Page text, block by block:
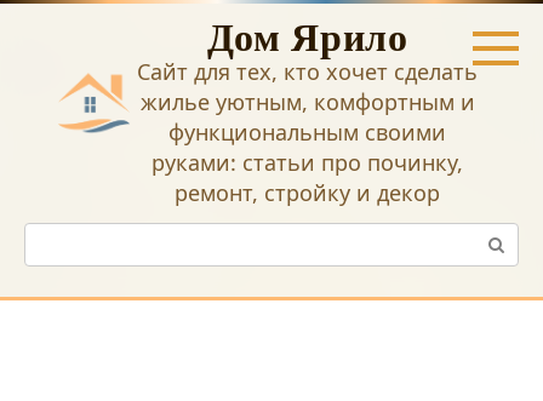
Перейти
Дом Ярило
Сайт для тех, кто хочет сделать
жилье уютным, комфортным и
функциональным своими
руками: статьи про починку,
ремонт, стройку и декор
Поиск: